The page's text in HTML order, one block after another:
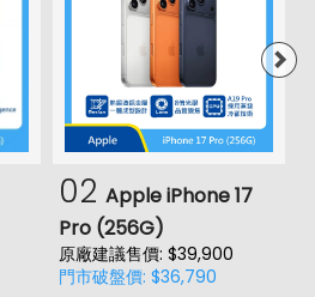
02 Apple iPhone 17
Pro (256G)
原廠建議售價: $39,900
門市破盤價: $36,790